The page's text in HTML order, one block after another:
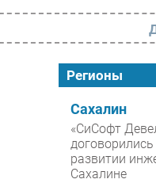
РАЗДЕЛЫ
Новости
Аналитика
Интервью
Регионы
Сахалин
«СиСофт
развитии
Сахалине